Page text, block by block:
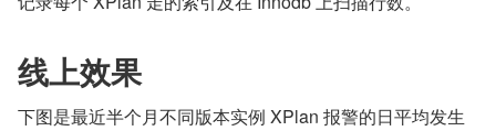
线上效果
下图是最近半个月不同版本实例 XPlan 报警的日平均发生